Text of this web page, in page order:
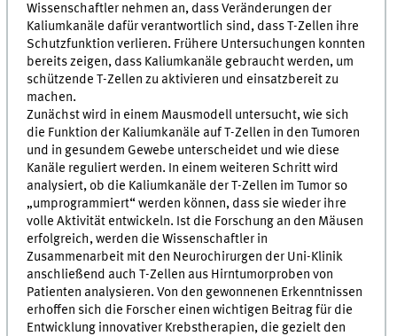
Wissenschaftler nehmen an, dass Veränderungen der
Kaliumkanäle dafür verantwortlich sind, dass T-Zellen ihre
Schutzfunktion verlieren. Frühere Untersuchungen konnten
bereits zeigen, dass Kaliumkanäle gebraucht werden, um
schützende T-Zellen zu aktivieren und einsatzbereit zu
machen.
Zunächst wird in einem Mausmodell untersucht, wie sich
die Funktion der Kaliumkanäle auf T-Zellen in den Tumoren
und in gesundem Gewebe unterscheidet und wie diese
Kanäle reguliert werden. In einem weiteren Schritt wird
analysiert, ob die Kaliumkanäle der T-Zellen im Tumor so
„umprogrammiert“ werden können, dass sie wieder ihre
volle Aktivität entwickeln. Ist die Forschung an den Mäusen
erfolgreich, werden die Wissenschaftler in
Zusammenarbeit mit den Neurochirurgen der Uni-Klinik
anschließend auch T-Zellen aus Hirntumorproben von
Patienten analysieren. Von den gewonnenen Erkenntnissen
erhoffen sich die Forscher einen wichtigen Beitrag für die
Entwicklung innovativer Krebstherapien, die gezielt den